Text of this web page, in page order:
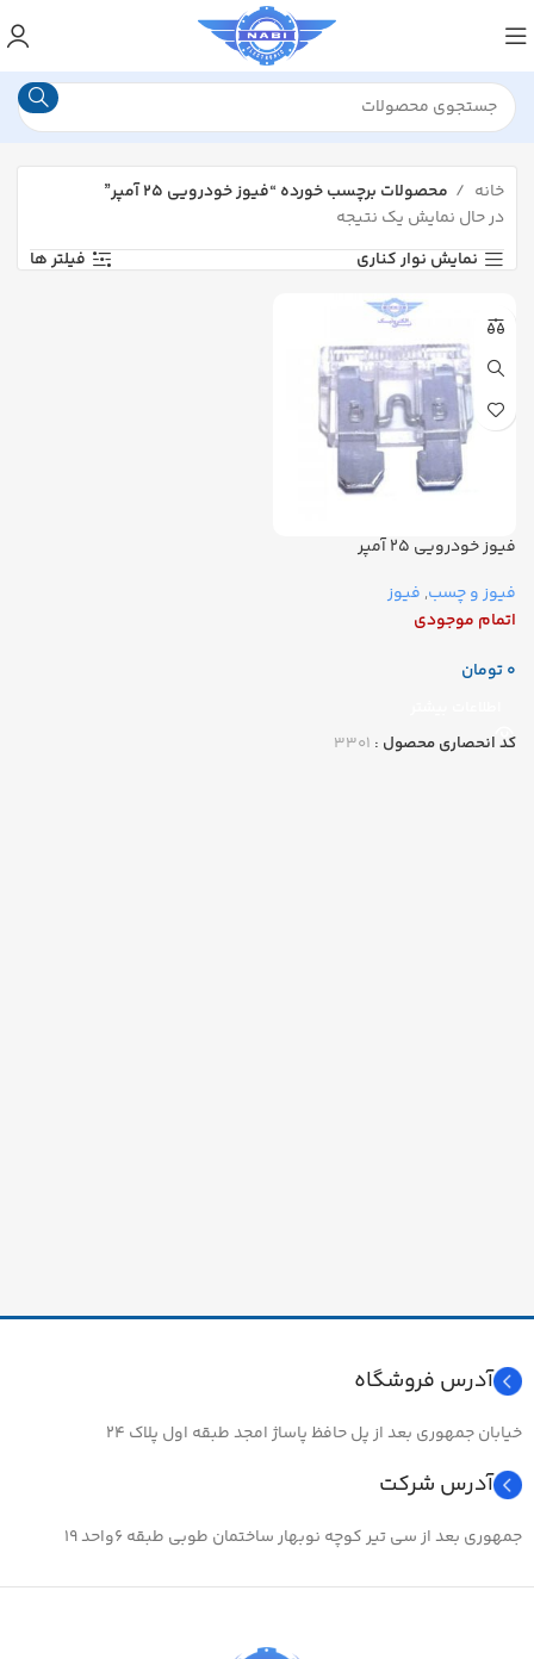
خانه
محصولات برچسب خورده “فیوز خودرویی ۲۵ آمپر”
در حال نمایش یک نتیجه
نمایش نوار کناری
فیلتر ها
فیوز خودرویی ۲۵ آمپر
فیوز و چسب, فیوز
اتمام موجودی
تومان
کد انحصاری محصول : ۳۳۰۱
آدرس فروشگاه
خیابان جمهوری بعد از پل حافظ پاساژ امجد طبقه اول پلاک ۲۴
آدرس شرکت
جمهوری بعد از سی تیر کوچه نوبهار ساختمان طوبی طبقه ۶واحد ۱۹